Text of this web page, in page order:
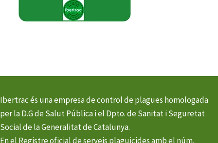
Ibertrac és una empresa de control de plagues homologada
per la D.G de Salut Pública i el Dpto. de Sanitat i Seguretat
Social de la Generalitat de Catalunya.
En el Registre oficial de serveis plaguicides amb el núm.